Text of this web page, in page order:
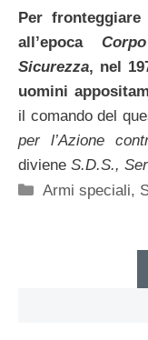
Per
all’epocaCorpo
Sicurezza, nel
uomini
il comando del
per l’Azione
diviene S.D.S.,
Categorie
Armi speciali,